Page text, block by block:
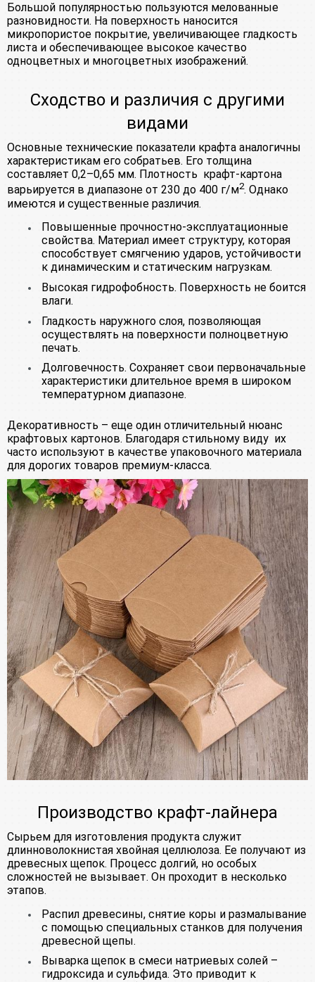
Большой популярностью пользуются мелованные
разновидности. На поверхность наносится
микропористое покрытие, увеличивающее гладкость
листа и обеспечивающее высокое качество
одноцветных и многоцветных изображений.
Сходство и различия с другими
видами
Основные технические показатели крафта аналогичны
характеристикам его собратьев. Его толщина
составляет 0,2–0,65 мм. Плотность крафт-картона
варьируется в диапазоне от 230 до 400 г/м2. Однако
имеются и существенные различия.
Повышенные прочностно-эксплуатационные
свойства. Материал имеет структуру, которая
способствует смягчению ударов, устойчивости
к динамическим и статическим нагрузкам.
Высокая гидрофобность. Поверхность не боится
влаги.
Гладкость наружного слоя, позволяющая
осуществлять на поверхности полноцветную
печать.
Долговечность. Сохраняет свои первоначальные
характеристики длительное время в широком
температурном диапазоне.
Декоративность – еще один отличительный нюанс
крафтовых картонов. Благодаря стильному виду их
часто используют в качестве упаковочного материала
для дорогих товаров премиум-класса.
Производство крафт-лайнера
Сырьем для изготовления продукта служит
длинноволокнистая хвойная целлюлоза. Ее получают из
древесных щепок. Процесс долгий, но особых
сложностей не вызывает. Он проходит в несколько
этапов.
Распил древесины, снятие коры и размалывание
с помощью специальных станков для получения
древесной щепы.
Выварка щепок в смеси натриевых солей –
гидроксида и сульфида. Это приводит к